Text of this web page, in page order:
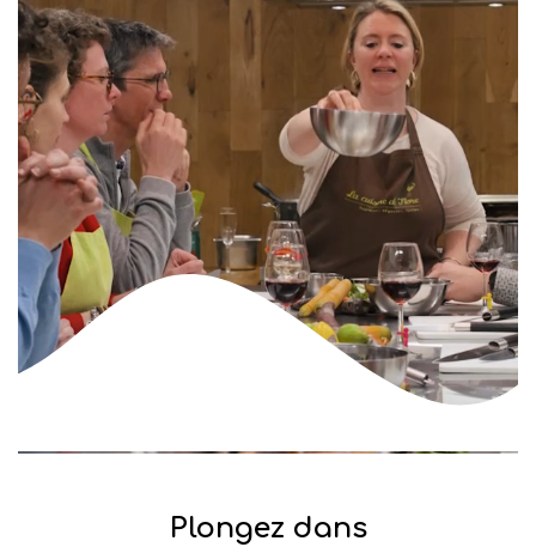
Plongez dans